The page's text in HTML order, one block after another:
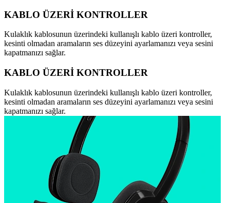
KABLO ÜZERİ KONTROLLER
Kulaklık kablosunun üzerindeki kullanışlı kablo üzeri kontroller,
kesinti olmadan aramaların ses düzeyini ayarlamanızı veya sesini
kapatmanızı sağlar.
KABLO ÜZERİ KONTROLLER
Kulaklık kablosunun üzerindeki kullanışlı kablo üzeri kontroller,
kesinti olmadan aramaların ses düzeyini ayarlamanızı veya sesini
kapatmanızı sağlar.